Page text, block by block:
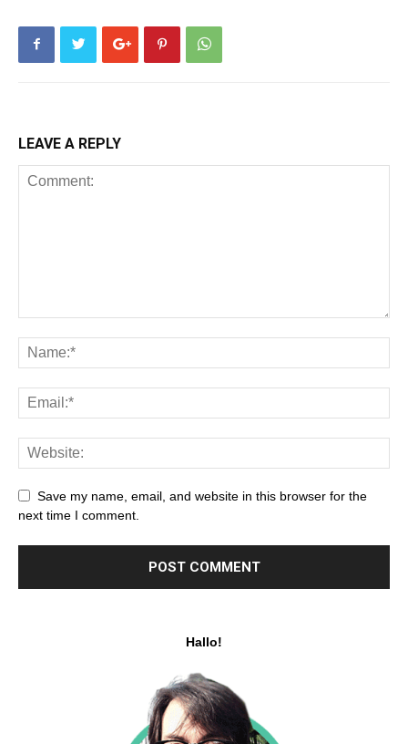
LEAVE A REPLY
Save my name, email, and website in this browser for the
next time I comment.
Hallo!